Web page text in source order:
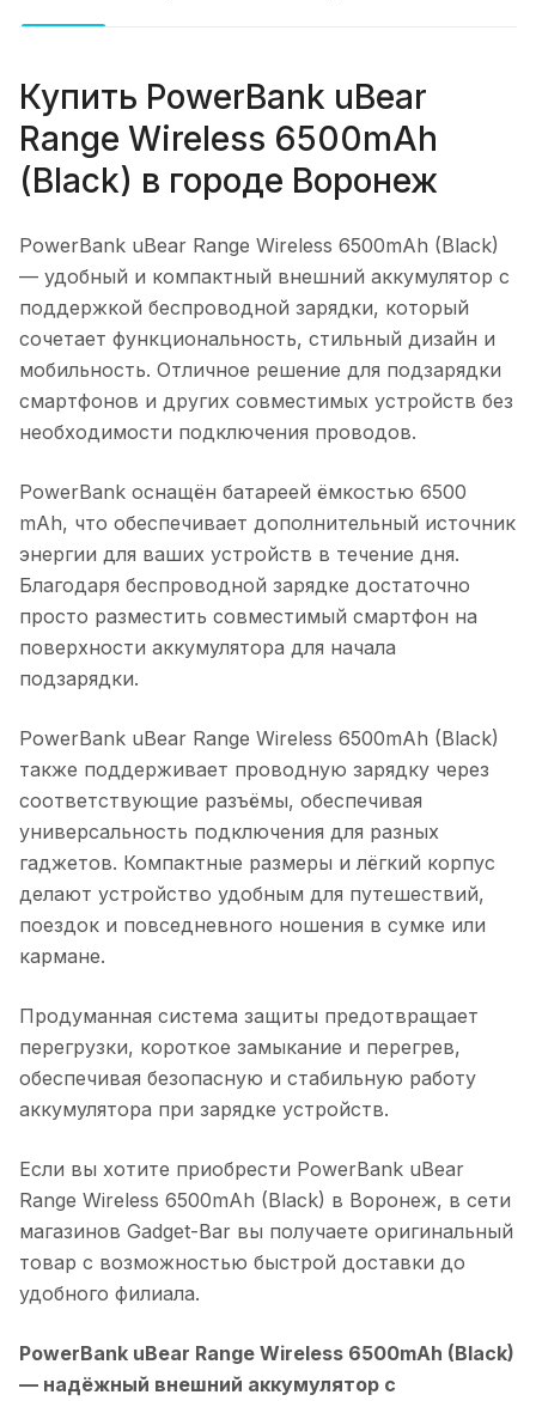
Купить PowerBank uBear
Range Wireless 6500mAh
(Black) в городе Воронеж
PowerBank uBear Range Wireless 6500mAh (Black)
— удобный и компактный внешний аккумулятор с
поддержкой беспроводной зарядки, который
сочетает функциональность, стильный дизайн и
мобильность. Отличное решение для подзарядки
смартфонов и других совместимых устройств без
необходимости подключения проводов.
PowerBank оснащён батареей ёмкостью 6500
mAh, что обеспечивает дополнительный источник
энергии для ваших устройств в течение дня.
Благодаря беспроводной зарядке достаточно
просто разместить совместимый смартфон на
поверхности аккумулятора для начала
подзарядки.
PowerBank uBear Range Wireless 6500mAh (Black)
также поддерживает проводную зарядку через
соответствующие разъёмы, обеспечивая
универсальность подключения для разных
гаджетов. Компактные размеры и лёгкий корпус
делают устройство удобным для путешествий,
поездок и повседневного ношения в сумке или
кармане.
Продуманная система защиты предотвращает
перегрузки, короткое замыкание и перегрев,
обеспечивая безопасную и стабильную работу
аккумулятора при зарядке устройств.
Если вы хотите приобрести PowerBank uBear
Range Wireless 6500mAh (Black) в Воронеж, в сети
магазинов Gadget-Bar вы получаете оригинальный
товар с возможностью быстрой доставки до
удобного филиала.
PowerBank uBear Range Wireless 6500mAh (Black)
— надёжный внешний аккумулятор с